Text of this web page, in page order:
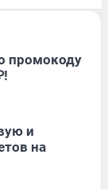
промокоду
и
на